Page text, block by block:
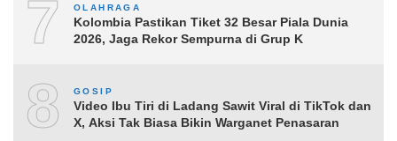
7 OLAHRAGA
Kolombia Pastikan Tiket 32 Besar Piala Dunia
2026, Jaga Rekor Sempurna di Grup K
8 GOSIP
Video Ibu Tiri di Ladang Sawit Viral di TikTok dan
X, Aksi Tak Biasa Bikin Warganet Penasaran